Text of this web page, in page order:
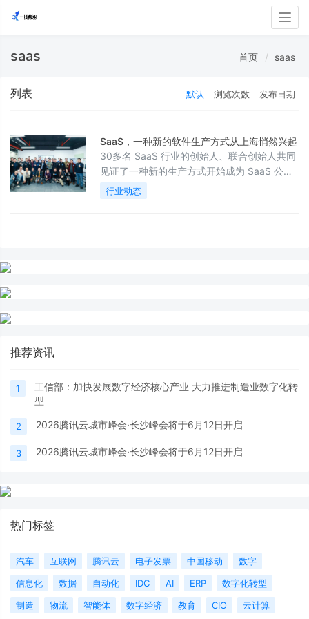
saas 首页 saas
列表 默认 浏览次数 发布日期
SaaS，一种新的软件生产方式从上海悄然兴起
30多名 SaaS 行业的创始人、联合创始人共同
见证了一种新的生产方式开始成为 SaaS 公司
向客户交付的重要选项。
行业动态
推荐资讯
1
工信部：加快发展数字经济核心产业 大力推进制造业数字化转
型
2 2026腾讯云城市峰会·长沙峰会将于6月12日开启
3 2026腾讯云城市峰会·长沙峰会将于6月12日开启
热门标签
汽车 互联网 腾讯云 电子发票 中国移动
数字
信息化
数据 自动化 IDC AI ERP
数字化转型
制造
物流 智能体 数字经济 教育 CIO 云计算